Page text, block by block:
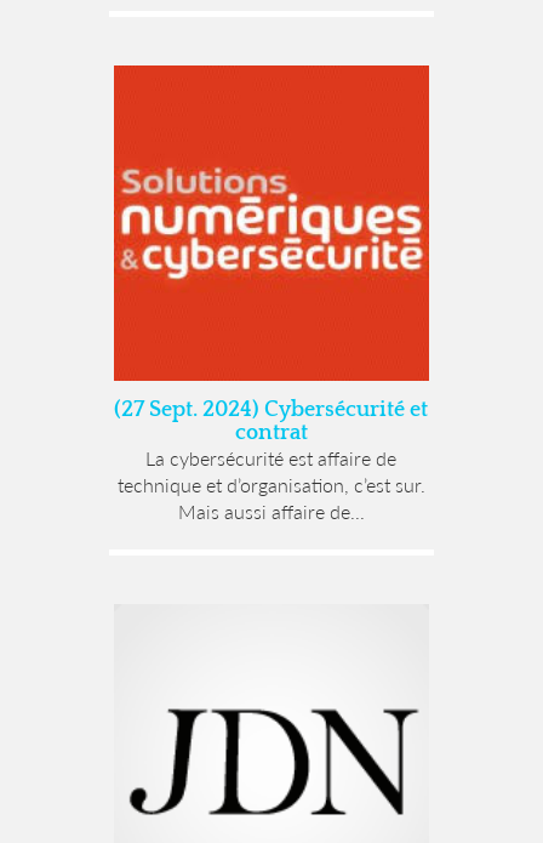
(27 Sept. 2024) Cybersécurité et
contrat
La cybersécurité est affaire de
technique et d’organisation, c’est sur.
Mais aussi affaire de...